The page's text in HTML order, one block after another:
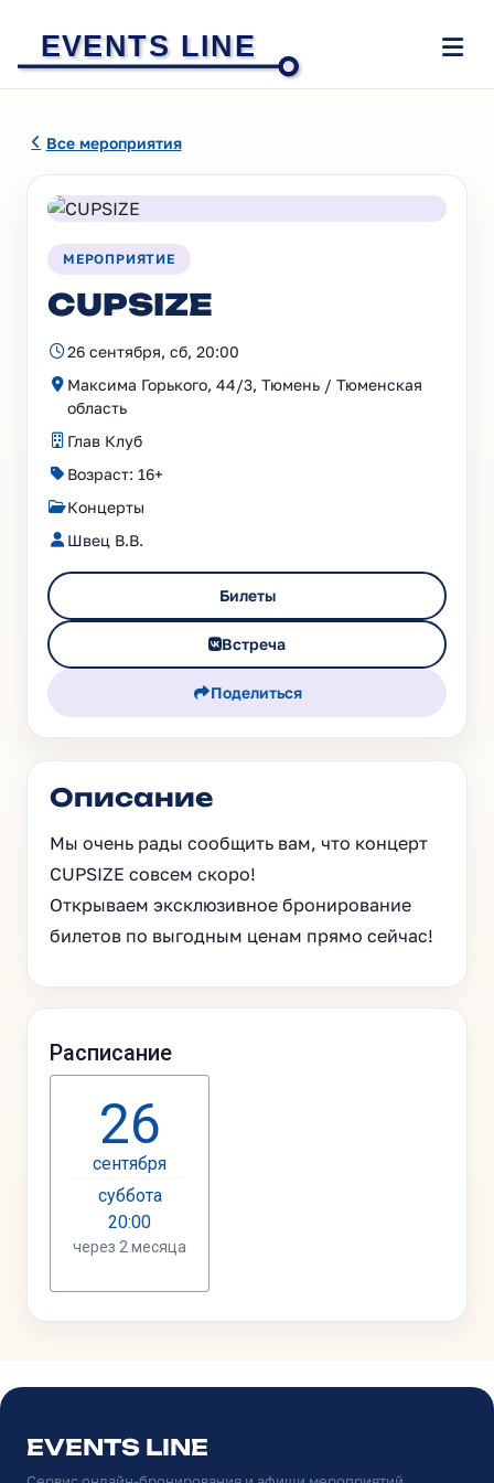
EVENTS LINE
Все мероприятия
МЕРОПРИЯТИЕ
CUPSIZE
26 сентября, сб, 20:00
Максима Горького, 44/3, Тюмень / Тюменская
область
Глав Клуб
Возраст: 16+
Концерты
Швец В.В.
Билеты
Встреча
Поделиться
Описание
Мы очень рады сообщить вам, что концерт
CUPSIZE совсем скоро!
Открываем эксклюзивное бронирование
билетов по выгодным ценам прямо сейчас!
EVENTS LINE